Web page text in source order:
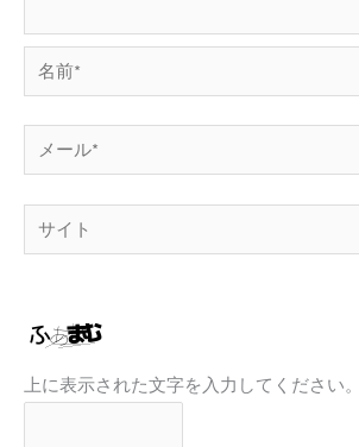
前
*
ー
ル
イ
上に表示された文字を入力してください。